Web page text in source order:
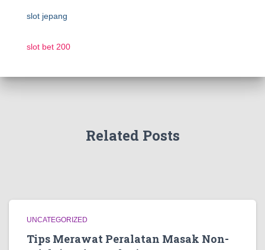
slot jepang
slot bet 200
Related Posts
UNCATEGORIZED
Tips Merawat Peralatan Masak Non-